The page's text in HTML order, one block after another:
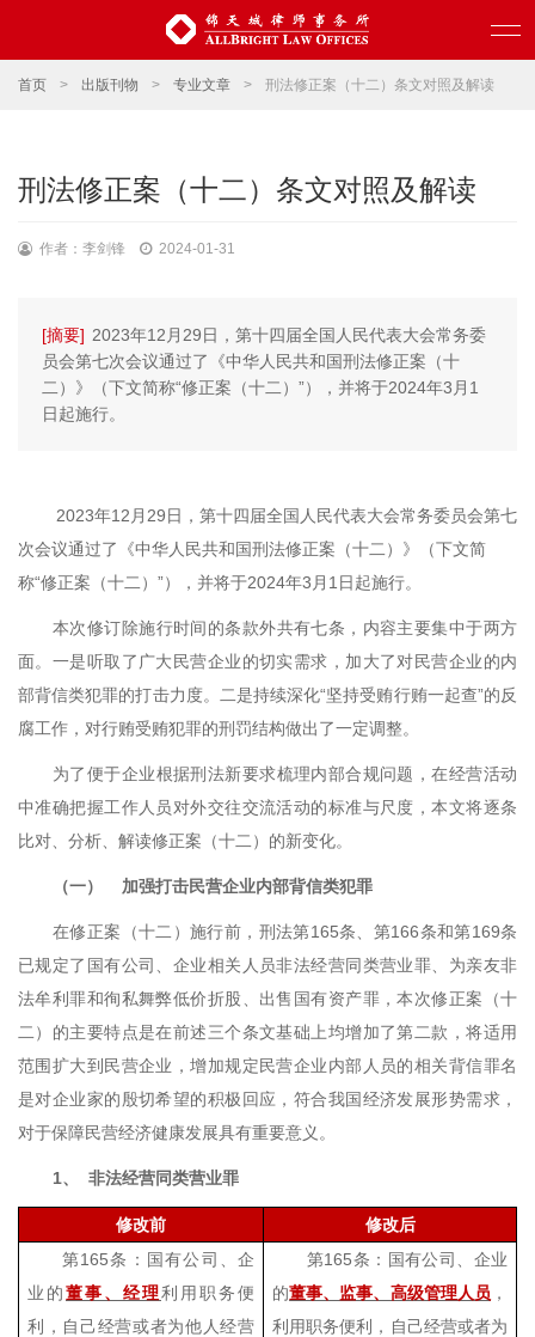
首页 > 出版刊物 > 专业文章 > 刑法修正案（十二）条文对照及解读
刑法修正案（十二）条文对照及解读
作者：李剑锋 2024-01-31
[摘要] 2023年12月29日，第十四届全国人民代表大会常务委
员会第七次会议通过了《中华人民共和国刑法修正案（十
二）》（下文简称“修正案（十二）”），并将于2024年3月1
日起施行。
2023年12 月 29日，第十四届全国人民代表大会常务委员会第七
次会议通过了《中华人民共和国刑法修正案（十二）》（下文简
称“修正案（十二）”），并将于2024年3 月 1 日起施行。
本次修订除施行时间的条款外共有七条，内容主要集中于两方
面。一是听取了广大民营企业的切实需求，加大了对民营企业的内
部背信类犯罪的打击力度。二是持续深化“坚持受贿行贿一起查”的反
腐工作，对行贿受贿犯罪的刑罚结构做出了一定调整。
为了便于企业根据刑法新要求梳理内部合规问题，在经营活动
中准确把握工作人员对外交往交流活动的标准与尺度，本文将逐条
比对、分析、解读修正案（十二）的新变化。
（一） 加强打击民营企业内部背信类犯罪
在修正案（十二）施行前，刑法第165条、第166条和第169条
已规定了国有公司、企业相关人员非法经营同类营业罪、为亲友非
法牟利罪和徇私舞弊低价折股、出售国有资产罪，本次修正案（十
二）的主要特点是在前述三个条文基础上均增加了第二款，将适用
范围扩大到民营企业，增加规定民营企业内部人员的相关背信罪名
是对企业家的殷切希望的积极回应，符合我国经济发展形势需求，
对于保障民营经济健康发展具有重要意义。
1、 非法经营同类营业罪
修改前
修改后
第165条：国有公司、企
业的董事、经理利用职务便
利，自己经营或者为他人经营
第165条：国有公司、企业
的董事、监事、高级管理人员 ，
利用职务便利，自己经营或者为